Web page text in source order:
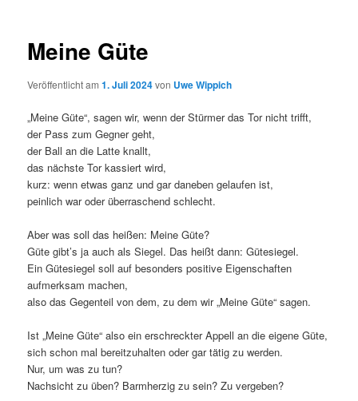
Meine Güte
Veröffentlicht am1. Juli 2024von Uwe Wippich
„Meine Güte“, sagen wir, wenn der Stürmer das Tor nicht trifft,
der Pass zum Gegner geht,
der Ball an die Latte knallt,
das nächste Tor kassiert wird,
kurz: wenn etwas ganz und gar daneben gelaufen ist,
peinlich war oder überraschend schlecht.
Aber was soll das heißen: Meine Güte?
Güte gibt’s ja auch als Siegel. Das heißt dann: Gütesiegel.
Ein Gütesiegel soll auf besonders positive Eigenschaften
aufmerksam machen,
also das Gegenteil von dem, zu dem wir „Meine Güte“ sagen.
Ist „Meine Güte“ also ein erschreckter Appell an die eigene Güte,
sich schon mal bereitzuhalten oder gar tätig zu werden.
Nur, um was zu tun?
Nachsicht zu üben? Barmherzig zu sein? Zu vergeben?